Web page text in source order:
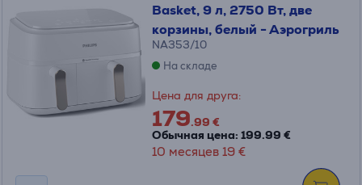
Basket, 9 л, 2750 Вт, две
корзины, белый - Аэрогриль
NA353/10
На складе
Цена для друга:
179.99 €
Обычная цена: 199.99 €
10 месяцев 19 €